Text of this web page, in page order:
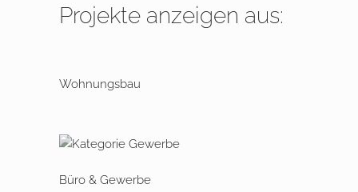
Projekte anzeigen aus:
Wohnungsbau
Büro & Gewerbe